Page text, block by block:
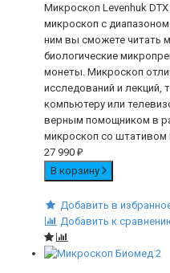
Микроскоп Levenhuk
микроскоп с
ним вы сможете читать
биологические
монеты. Микроскоп
исследований и лекций,
компьютеру или
верным помощником в
микроскоп со штативом
27 990 ₽
В корзину
Добавить в
Добавить к